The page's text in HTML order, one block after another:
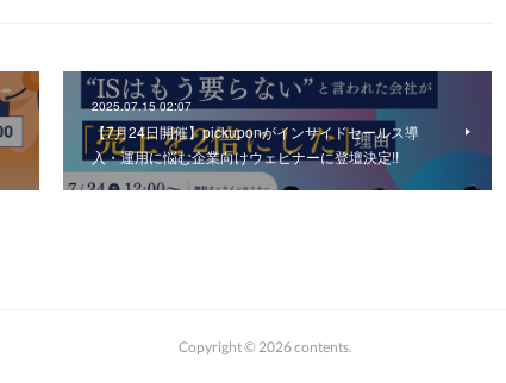
2025.07.15 02:07
【7月24日開催】pickuponがインサイドセールス導
入・運用に悩む企業向けウェビナーに登壇決定!!
Copyright © 2026contents.